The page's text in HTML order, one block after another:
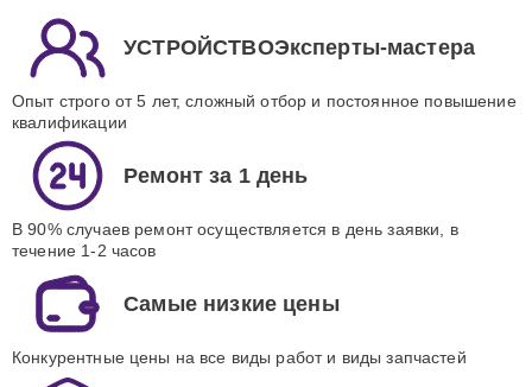
УСТРОЙСТВОЭксперты-мастера
Опыт строго от 5 лет, сложный отбор и постоянное повышение
квалификации
Ремонт за 1 день
В 90% случаев ремонт осуществляется в день заявки, в
течение 1-2 часов
Самые низкие цены
Конкурентные цены на все виды работ и виды запчастей